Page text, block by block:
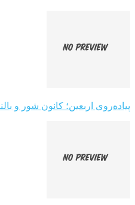
پیاده‌روی اربعین؛ کانون شور و